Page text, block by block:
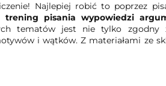
Najlepiej robić to poprzez
trening pisania wypowiedzi
tematów jest nie tylko zgodny
i wątków. Z materiałami ze